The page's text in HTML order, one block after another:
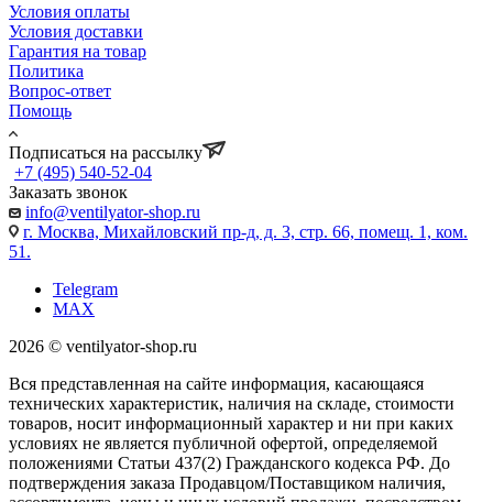
Условия оплаты
Условия доставки
Гарантия на товар
Политика
Вопрос-ответ
Помощь
Подписаться на рассылку
+7 (495) 540-52-04
Заказать звонок
info@ventilyator-shop.ru
г. Москва, Михайловский пр-д, д. 3, cтр. 66, помещ. 1, ком.
51.
Telegram
MAX
2026 © ventilyator-shop.ru
Вся представленная на сайте информация, касающаяся
технических характеристик, наличия на складе, стоимости
товаров, носит информационный характер и ни при каких
условиях не является публичной офертой, определяемой
положениями Статьи 437(2) Гражданского кодекса РФ. До
подтверждения заказа Продавцом/Поставщиком наличия,